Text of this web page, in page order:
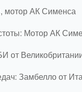
мотор АК Сименса
Мотор АК
от
Замбелло от